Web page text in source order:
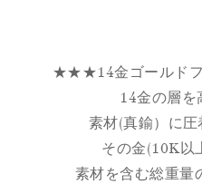
★★★14金ゴールド
14金の層を
素材(真鍮）に圧
その金(10K以
素材を含む総重量